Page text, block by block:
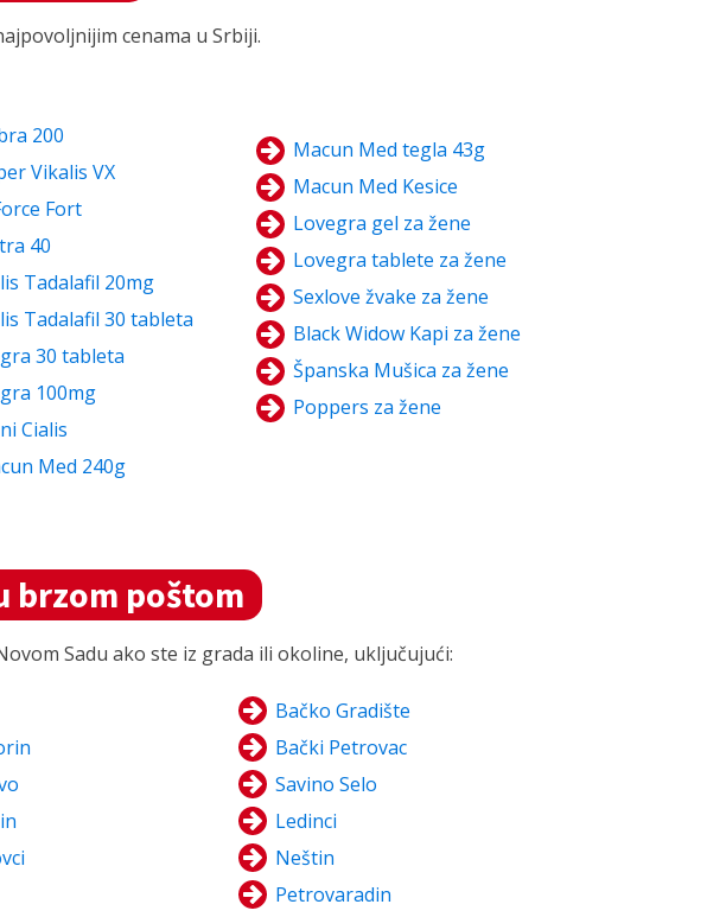
cenama u Srbiji.
200
Vikalis VX
Fort
40
Tadalafil 20mg
Tadalafil 30 tableta
30 tableta
100mg
Cialis
Med 240g
Macun Med tegla 43g
Macun Med Kesice
Lovegra gel za žene
Lovegra tablete za žene
Sexlove žvake za žene
Black Widow Kapi za žene
Španska Mušica za žene
Poppers za žene
brzom poštom
Sadu ako ste iz grada ili okoline, uključujući:
Bačko Gradište
Bački Petrovac
Savino Selo
Ledinci
Neštin
Petrovaradin